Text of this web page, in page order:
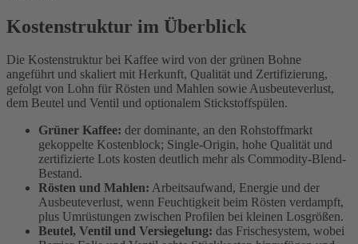
Kostenstruktur im Überblick
Die Kostenstruktur bei Kaffee wird von der grünen Bohne
angeführt und skaliert mit Herkunft, Qualität und Zertifizierung,
gefolgt von Lohn für Rösten und Mahlen sowie Ausbeuteverlust,
dem Beutel und Ventil und optionalem Stickstoffspülen.
Grüner Kaffee: der dominante, an den Rohstoffmarkt
gekoppelte Kostenblock; Single-Origin, hohe Qualität und
zertifizierte Lots kosten deutlich mehr als Commodity-Blend-
Bestand.
Rösten und Mahlen: Arbeitsaufwand, Energie und der
Ausbeuteverlust, wenn Feuchtigkeit beim Rösten verdampft,
plus Umrüstungen zwischen Profilen bei kleinen Losgrößen.
Beutel, Ventil und Versiegelung: das Frischesystem, wobei